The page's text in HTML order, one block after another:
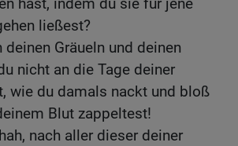
hast, indem du sie für jene
ließest?
deinen Gräueln und deinen
nicht an die Tage deiner
wie du damals nackt und bloß
Blut zappeltest!
nach aller dieser deiner